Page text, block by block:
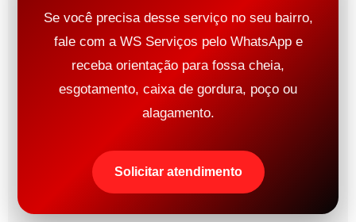
Se você precisa desse serviço no seu bairro,
fale com a WS Serviços pelo WhatsApp e
receba orientação para fossa cheia,
esgotamento, caixa de gordura, poço ou
alagamento.
Solicitar atendimento